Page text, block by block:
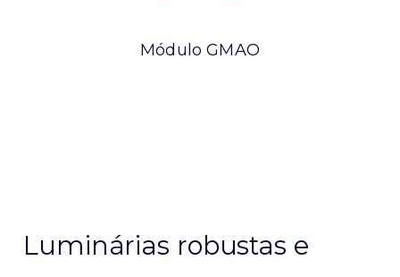
Módulo GMAO
Luminárias robustas e